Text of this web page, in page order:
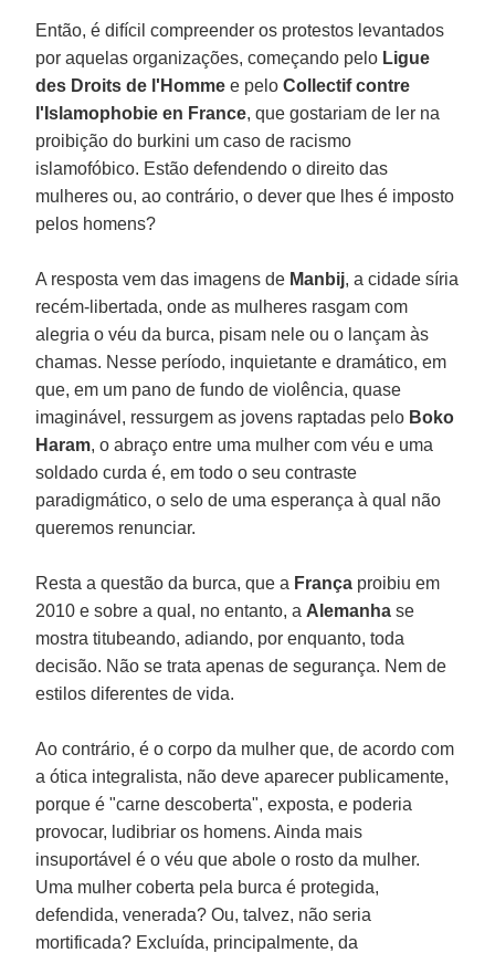
Então, é difícil compreender os protestos levantados
por aquelas organizações, começando pelo Ligue
des Droits de l'Homme e peloCollectif contre
l'Islamophobie en France, que gostariam de ler na
proibição do burkini um caso de racismo
islamofóbico. Estão defendendo o direito das
mulheres ou, ao contrário, o dever que lhes é imposto
pelos homens?
A resposta vem das imagens de Manbij, a cidade síria
recém-libertada, onde as mulheres rasgam com
alegria o véu da burca, pisam nele ou o lançam às
chamas. Nesse período, inquietante e dramático, em
que, em um pano de fundo de violência, quase
imaginável, ressurgem as jovens raptadas pelo Boko
Haram, o abraço entre uma mulher com véu e uma
soldado curda é, em todo o seu contraste
paradigmático, o selo de uma esperança à qual não
queremos renunciar.
Resta a questão da burca, que a França proibiu em
2010 e sobre a qual, no entanto, a Alemanha se
mostra titubeando, adiando, por enquanto, toda
decisão. Não se trata apenas de segurança. Nem de
estilos diferentes de vida.
Ao contrário, é o corpo da mulher que, de acordo com
a ótica integralista, não deve aparecer publicamente,
porque é "carne descoberta", exposta, e poderia
provocar, ludibriar os homens. Ainda mais
insuportável é o véu que abole o rosto da mulher.
Uma mulher coberta pela burca é protegida,
defendida, venerada? Ou, talvez, não seria
mortificada? Excluída, principalmente, da